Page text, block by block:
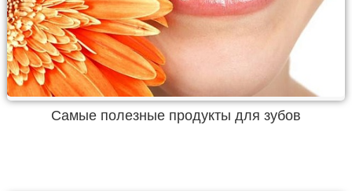
Самые полезные продукты для зубов